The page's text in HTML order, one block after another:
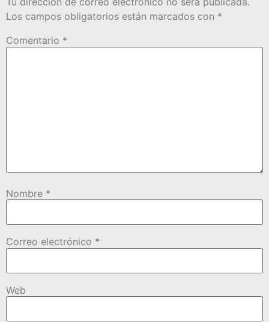
Los campos obligatorios están marcados con *
Comentario *
Nombre *
Correo electrónico *
Web